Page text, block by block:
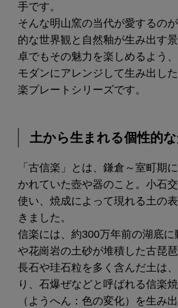
手です。
そんな明山窯の当代が愛するの
的な世界観と自然釉が生み出す
卓でもその魅力を楽しめるよう
モダンにアレンジして生み出し
楽プレートシリーズです。
土から生まれる個性的
「古信楽」とは、鎌倉～室町期
かれていた壺や器のこと。小石
使い、焼成によって現れる土の
きました。
信楽には、約300万年前の湖底に
や花崗岩の土砂が堆積した古琵琶
長石や珪石粒を多く含んだ土は
り、石爆ぜなどと呼ばれる信楽
（ようへん：色の変化）を生み